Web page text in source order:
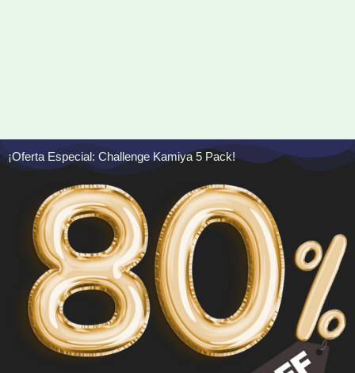
¡Oferta Especial: Challenge Kamiya 5 Pack!